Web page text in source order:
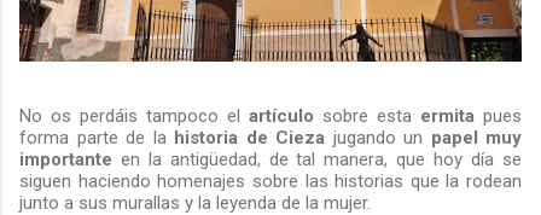
No os perdáis tampoco el artículo sobre esta ermita pues
forma parte de la historia de Cieza jugando un papel muy
importante en la antigüedad, de tal manera, que hoy día se
siguen haciendo homenajes sobre las historias que la rodean
junto a sus murallas y la leyenda de la mujer.